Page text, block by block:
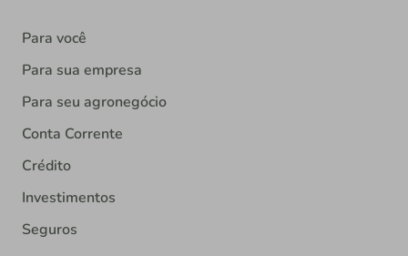
Para você
Para sua empresa
Para seu agronegócio
Conta Corrente
Crédito
Investimentos
Seguros